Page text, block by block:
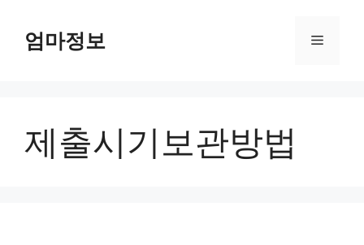
엄마정보 메
제출시기보관방법